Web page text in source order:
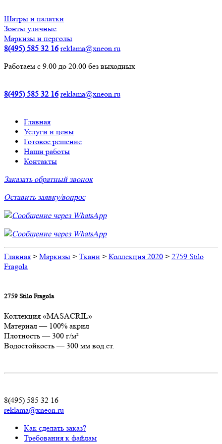
Шатры и палатки
Зонты уличные
Маркизы и перголы
8(495) 585 32 16 reklama@xneon.ru
Работаем с 9.00 до 20.00 без выходных
8(495) 585 32 16 reklama@xneon.ru
Главная
Услуги и цены
Готовое решение
Наши работы
Контакты
Заказать обратный звонок
Оставить заявку/вопрос
Сообщение через WhatsApp
Сообщение через WhatsApp
Главная > Маркизы > Ткани > Коллекция 2020 > 2759 Stilo
Fragola
2759 Stilo Fragola
Коллекция «MASACRIL»
Материал — 100% акрил
Плотность — 300 г/м²
Водостойкость — 300 мм вод.ст.
8(495) 585 32 16
reklama@xneon.ru
Как сделать заказ?
Требования к файлам